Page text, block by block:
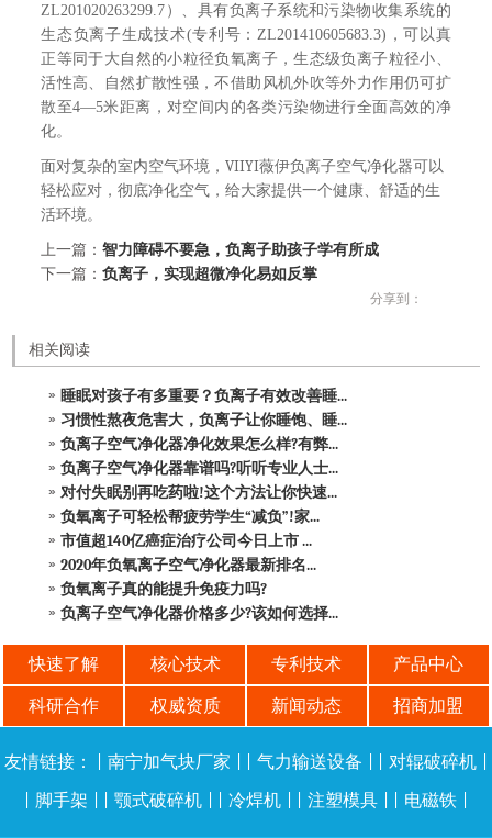
ZL201020263299.7）、具有负离子系统和污染物收集系统的
生态负离子生成技术(专利号：ZL201410605683.3)，可以真
正等同于大自然的小粒径负氧离子，生态级负离子粒径小、
活性高、自然扩散性强，不借助风机外吹等外力作用仍可扩
散至4—5米距离，对空间内的各类污染物进行全面高效的净
化。
面对复杂的室内空气环境，VIIYI薇伊负离子空气净化器可以
轻松应对，彻底净化空气，给大家提供一个健康、舒适的生
活环境。
上一篇：智力障碍不要急，负离子助孩子学有所成
下一篇：负离子，实现超微净化易如反掌
分享到：
相关阅读
睡眠对孩子有多重要？负离子有效改善睡...
习惯性熬夜危害大，负离子让你睡饱、睡...
负离子空气净化器净化效果怎么样?有弊...
负离子空气净化器靠谱吗?听听专业人士...
对付失眠别再吃药啦!这个方法让你快速...
负氧离子可轻松帮疲劳学生“减负”!家...
市值超140亿癌症治疗公司今日上市 ...
2020年负氧离子空气净化器最新排名...
负氧离子真的能提升免疫力吗?
负离子空气净化器价格多少?该如何选择...
快速了解 核心技术 专利技术 产品中心
科研合作 权威资质 新闻动态 招商加盟
友情链接： 南宁加气块厂家 气力输送设备 对辊破碎机
脚手架 颚式破碎机 冷焊机 注塑模具 电磁铁